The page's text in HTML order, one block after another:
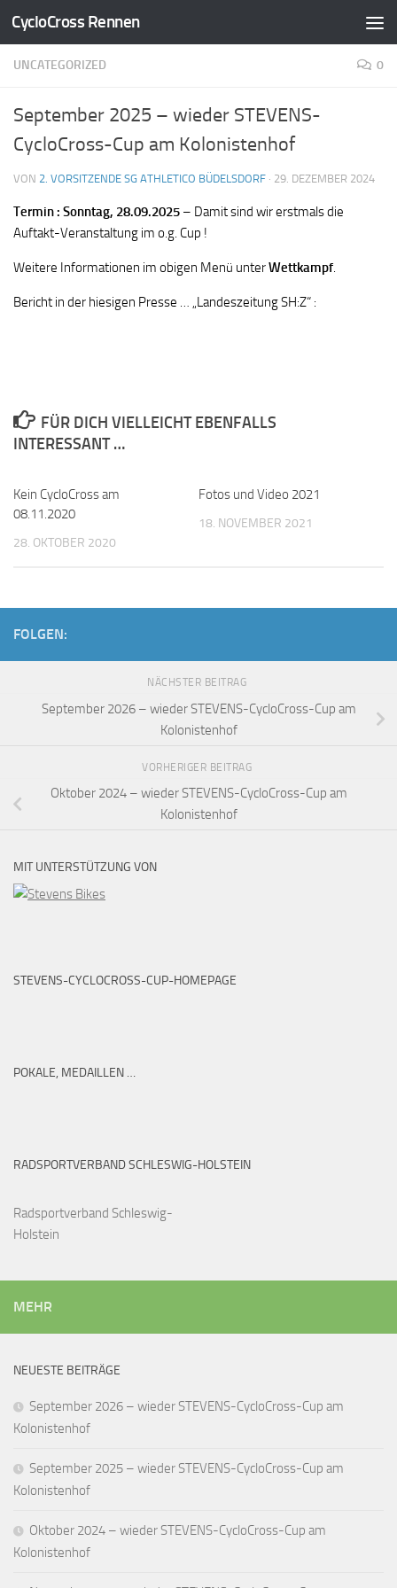
Zum Inhalt springen
CycloCross Rennen
UNCATEGORIZED 0
September 2025 – wieder STEVENS-
CycloCross-Cup am Kolonistenhof
VON 2. VORSITZENDE SG ATHLETICO BÜDELSDORF · 29. DEZEMBER 2024
Termin : Sonntag, 28.09.2025 – Damit sind wir erstmals die
Auftakt-Veranstaltung im o.g. Cup !
Weitere Informationen im obigen Menü unterWettkampf.
Bericht in der hiesigen Presse … „Landeszeitung SH:Z“ :
FÜR DICH VIELLEICHT EBENFALLS
INTERESSANT …
Kein CycloCross am
08.11.2020
28. OKTOBER 2020
Fotos und Video 2021
18. NOVEMBER 2021
FOLGEN:
NÄCHSTER BEITRAG
September 2026 – wieder STEVENS-CycloCross-Cup am
Kolonistenhof
VORHERIGER BEITRAG
Oktober 2024 – wieder STEVENS-CycloCross-Cup am
Kolonistenhof
MIT UNTERSTÜTZUNG VON
STEVENS-CYCLOCROSS-CUP-HOMEPAGE
POKALE, MEDAILLEN …
RADSPORTVERBAND SCHLESWIG-HOLSTEIN
Radsportverband Schleswig-
Holstein
MEHR
NEUESTE BEITRÄGE
September 2026 – wieder STEVENS-CycloCross-Cup am
Kolonistenhof
September 2025 – wieder STEVENS-CycloCross-Cup am
Kolonistenhof
Oktober 2024 – wieder STEVENS-CycloCross-Cup am
Kolonistenhof